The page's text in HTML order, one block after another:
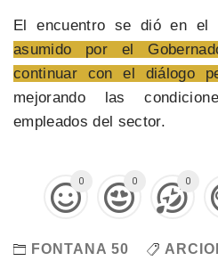
El encuentro se dió en el
asumido por el
continuar con el diálogo
mejorando las
empleados del sector.
0 0 0
FONTANA 50